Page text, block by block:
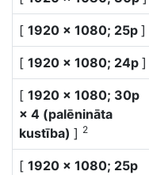
[ 1920 × 1080; 25p ]
[ 1920 × 1080; 24p ]
[ 1920 × 1080; 30p
× 4 (palēnināta
kustība) ] 2
[ 1920 × 1080; 25p